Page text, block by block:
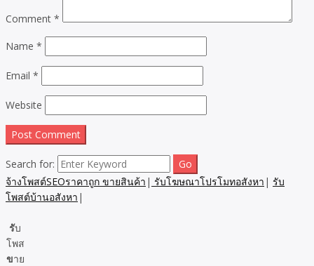
Comment *
Name *
Email *
Website
Search for:
จ้างโพสต์SEOราคาถูก ขายสินค้า | รับโฆษณาโปรโมทอสังหา | รับ
โพสต์บ้านอสังหา |
รับ
โพส
ขาย